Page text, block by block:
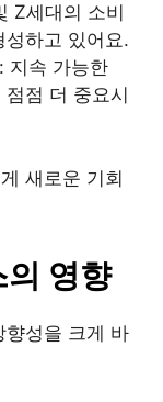
Z세대의 소비
하고 있어요.
: 지속 가능한
점 더 중요시
새로운 기회
영향
향성을 크게 바